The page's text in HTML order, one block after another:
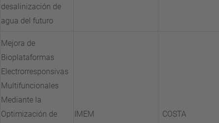
desalinización de
agua del futuro
Mejora de
Bioplataformas
Electrorresponsivas
Multifuncionales
Mediante la
Optimización de
IMEM COSTA